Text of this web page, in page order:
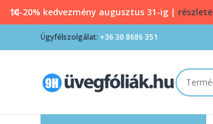
Ügyfélszolgálat: +36 30 8686 351
10-20% kedvezmény augusztus 31-ig |